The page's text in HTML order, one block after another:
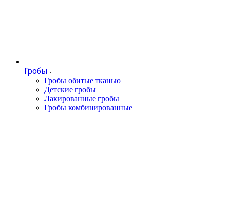
Гробы
Гробы обитые тканью
Детские гробы
Лакированные гробы
Гробы комбинированные